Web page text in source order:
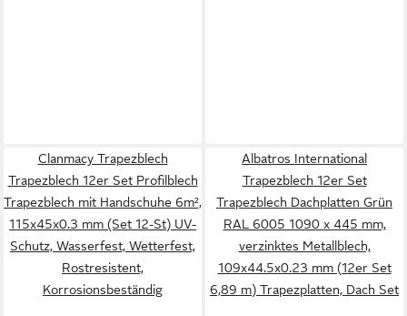
Clanmacy Trapezblech
Trapezblech 12er Set Profilblech
Trapezblech mit Handschuhe 6m²,
115x45x0.3 mm (Set 12-St) UV-
Schutz, Wasserfest, Wetterfest,
Rostresistent,
Korrosionsbeständig
Albatros International
Trapezblech 12er Set
Trapezblech Dachplatten Grün
RAL 6005 1090 x 445 mm,
verzinktes Metallblech,
109x44.5x0.23 mm (12er Set
6,89 m) Trapezplatten, Dach Set